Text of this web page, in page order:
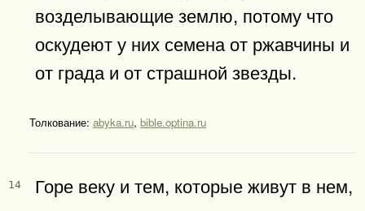
возделывающие землю, потому что
оскудеют у них семена от ржавчины и
от града и от страшной звезды.
Толкование: abyka.ru, bible.optina.ru
14 Горе веку и тем, которые живут в нем,